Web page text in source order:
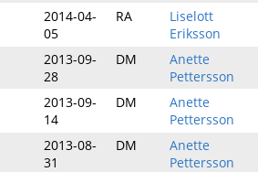
2014-04-
05
RA
Liselott
Eriksson
2013-09-
28
DM
Anette
Pettersson
2013-09-
14
DM
Anette
Pettersson
2013-08-
31
DM
Anette
Pettersson